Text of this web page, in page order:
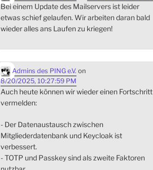
Bei einem Update des Mailservers ist leider
etwas schief gelaufen. Wir arbeiten daran bald
wieder alles ans Laufen zu kriegen!
Admins des PING e.V. on
8/20/2025, 10:27:59 PM
Auch heute können wir wieder einen Fortschritt
vermelden:
- Der Datenaustausch zwischen
Mitgliederdatenbank und Keycloak ist
verbessert.
- TOTP und Passkey sind als zweite Faktoren